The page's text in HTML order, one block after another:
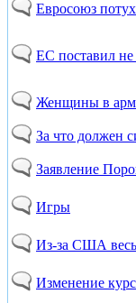
Евросоюз потух
ЕС поставил
Женщины в
За что должен
Заявление
Игры
Из-за США
Изменение